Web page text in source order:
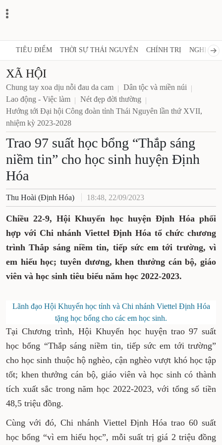
TIÊU ĐIỂM THỜI SỰ THÁI NGUYÊN CHÍNH TRỊ NGHỊ
XÃ HỘI
Chung tay xoa dịu nỗi đau da cam
Dân tộc và miền núi
Lao động - Việc làm
Nét đẹp đời thường
Hướng tới Đại hội Công đoàn tỉnh Thái Nguyên lần thứ XVII,
nhiệm kỳ 2023-2028
Trao 97 suất học bổng “Thắp sáng
niềm tin” cho học sinh huyện Định
Hóa
Thu Hoài (Định Hóa) 18:48, 22/09/2023
Chiều 22-9, Hội Khuyến học huyện Định Hóa phối
hợp với Chi nhánh Viettel Định Hóa tổ chức chương
trình Thắp sáng niềm tin, tiếp sức em tới trường, vì
em hiếu học; tuyên dương, khen thưởng cán bộ, giáo
viên và học sinh tiêu biểu năm học 2022-2023.
Lãnh đạo Hội Khuyến học tỉnh và Chi nhánh Viettel Định Hóa
tặng học bổng cho các em học sinh.
Tại Chương trình, Hội Khuyến học huyện trao 97 suất
học bổng “Thắp sáng niềm tin, tiếp sức em tới trường”
cho học sinh thuộc hộ nghèo, cận nghèo vượt khó học tập
tốt; khen thưởng cán bộ, giáo viên và học sinh có thành
tích xuất sắc trong năm học 2022-2023, với tổng số tiền
48,5 triệu đồng.
Cùng với đó, Chi nhánh Viettel Định Hóa trao 60 suất
học bổng “vì em hiếu học”, mỗi suất trị giá 2 triệu đồng